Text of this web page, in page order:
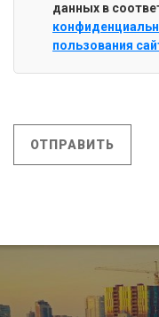
данных в
пользования
ОТПРАВИТЬ